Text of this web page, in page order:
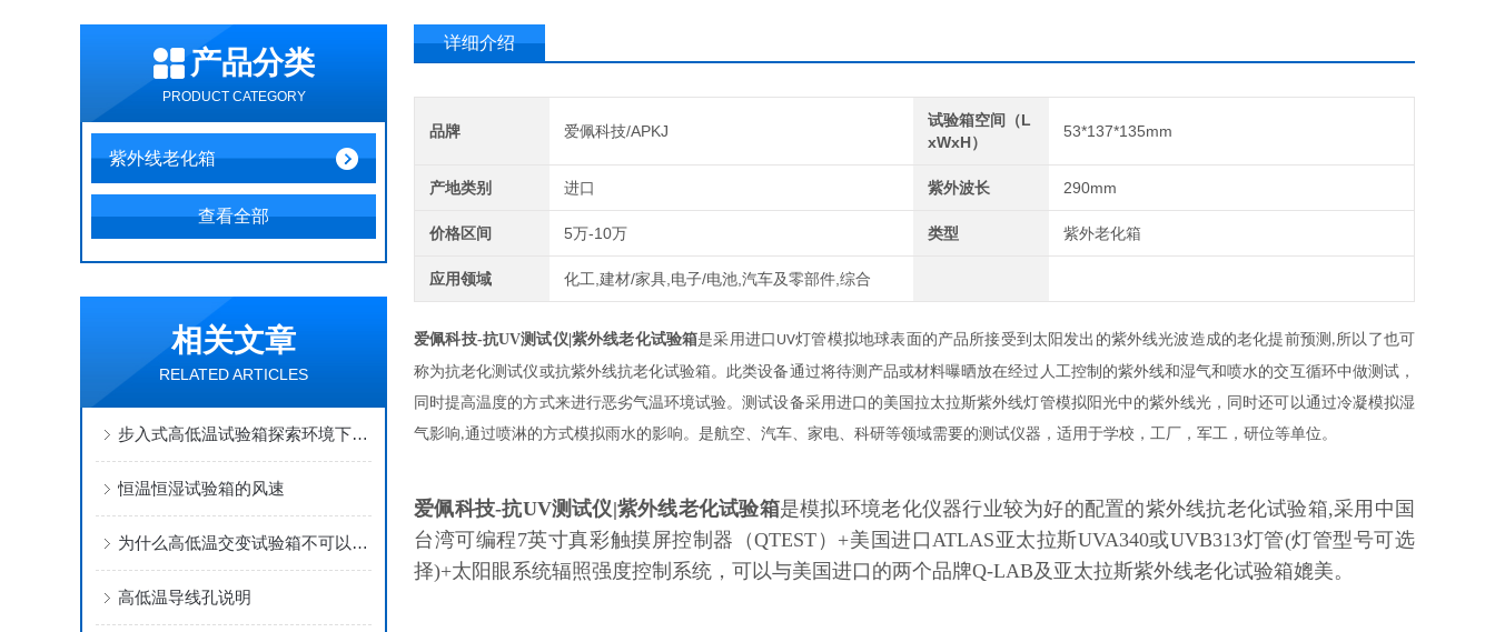
产品分类
PRODUCT CATEGORY
紫外线老化箱
查看全部
相关文章
RELATED ARTICLES
步入式高低温试验箱探索环境下的产品可靠性边界
恒温恒湿试验箱的风速
为什么高低温交变试验箱不可以塞满来做试验
高低温导线孔说明
详细介绍
品牌 爱佩科技/APKJ
试验箱空间（L
xWxH）
53*137*135mm
产地类别 进口 紫外波长 290mm
价格区间 5万-10万 类型 紫外老化箱
应用领域 化工,建材/家具,电子/电池,汽车及零部件,综合
爱佩科技-抗UV测试仪|紫外线老化试验箱是采用进口 UV灯管模拟地球表面的产品所接受到太阳发出的紫外线光波造成的老化提前预测 ,所以了也可
称为抗老化测试仪或抗紫外线抗老化试验箱。此类设备通过将待测产品或材料曝晒放在经过人工控制的紫外线和湿气和喷水的交互循环中做测试，
同时提高温度的方式来进行恶劣气温环境试验。测试设备采用进口的美国拉太拉斯紫外线灯管模拟阳光中的紫外线光，同时还可以通过冷凝模拟湿
气影响,通过喷淋的方式模拟雨水的影响。是航空、汽车、家电、科研等领域需要的测试仪器，适用于学校，工厂，军工，研位等单位。
爱佩科技-抗UV测试仪|紫外线老化试验箱是模拟环境老化仪器行业较为好的配置的紫外线抗老化试验箱,采用中国
台湾可编程7英寸真彩触摸屏控制器（QTEST）+美国进口ATLAS亚太拉斯UVA340或UVB313灯管(灯管型号可选
择)+太阳眼系统辐照强度控制系统，可以与美国进口的两个品牌Q-LAB及亚太拉斯紫外线老化试验箱媲美。